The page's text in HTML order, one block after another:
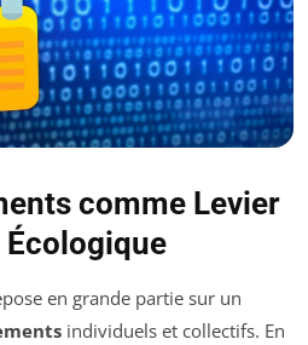
comme Levier
en grande partie sur un
individuels et collectifs. En